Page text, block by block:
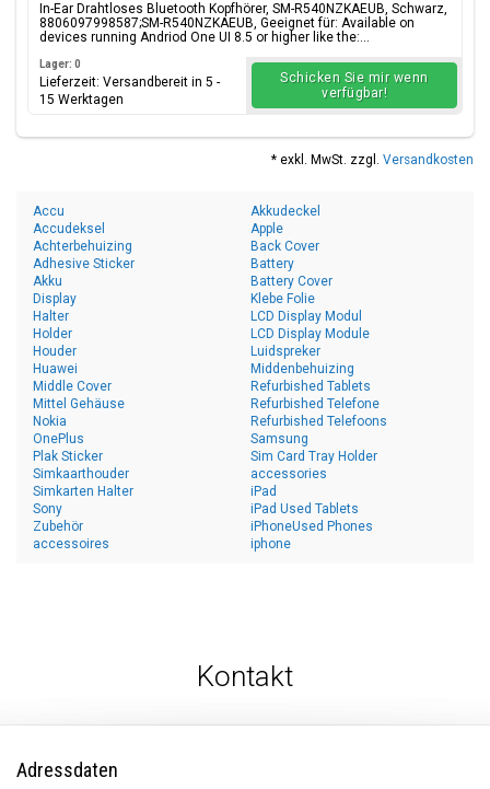
In-Ear Drahtloses Bluetooth Kopfhörer, SM-R540NZKAEUB, Schwarz,
8806097998587;SM-R540NZKAEUB, Geeignet für: Available on
devices running Andriod One UI 8.5 or higher like the:...
Lager: 0
Lieferzeit: Versandbereit in 5 -
15 Werktagen
Schicken Sie mir wenn
verfügbar!
* exkl. MwSt. zzgl. Versandkosten
Accu
Accudeksel
Achterbehuizing
Adhesive Sticker
Akku
Akkudeckel
Apple
Back Cover
Battery
Battery Cover
Display
Halter
Holder
Houder
Huawei
Klebe Folie
LCD Display Modul
LCD Display Module
Luidspreker
Middenbehuizing
Middle Cover
Mittel Gehäuse
Nokia
OnePlus
Plak Sticker
Refurbished Tablets
Refurbished Telefone
Refurbished Telefoons
Samsung
Sim Card Tray Holder
Simkaarthouder
Simkarten Halter
Sony
Zubehör
accessoires
accessories
iPad
iPad Used Tablets
iPhoneUsed Phones
iphone
Kontakt
Adressdaten